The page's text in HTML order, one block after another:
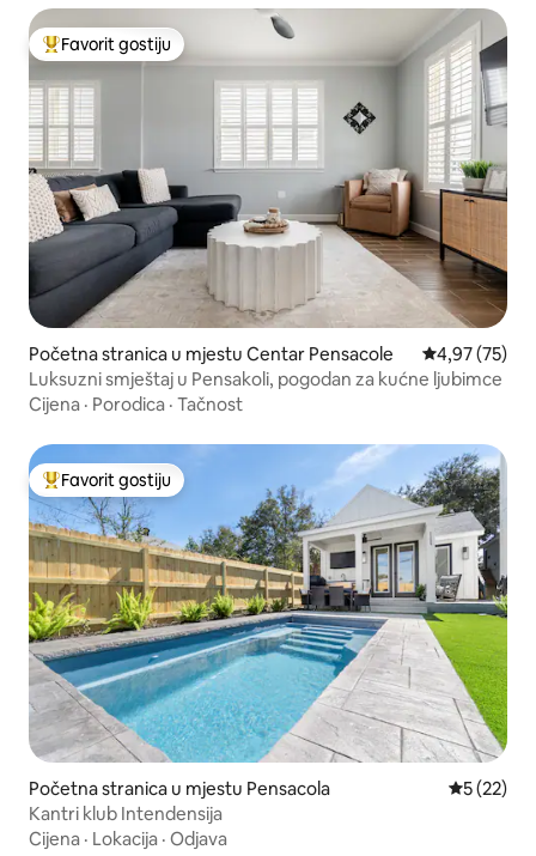
Glavni favorit gostiju
Favorit gostiju
Početna stranica u mjestu Centar Pensacole prosječna
4,97 (75)
Luksuzni smještaj u Pensakoli, pogodan za kućne ljubimce
Cijena · Porodica · Tačnost
Glavni favorit gostiju
Favorit gostiju
Početna stranica u mjestu Pensacola prosječna
5 (22)
Kantri klub Intendensija
Cijena · Lokacija · Odjava